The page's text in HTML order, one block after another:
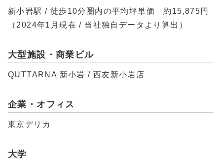
新小岩駅 / 徒歩10分圏内の平均坪単価 約15,875円
（2024年1月現在 / 当社独自データより算出）
大型施設・商業ビル
QUTTARNA 新小岩 / 西友新小岩店
企業・オフィス
東京デリカ
大学